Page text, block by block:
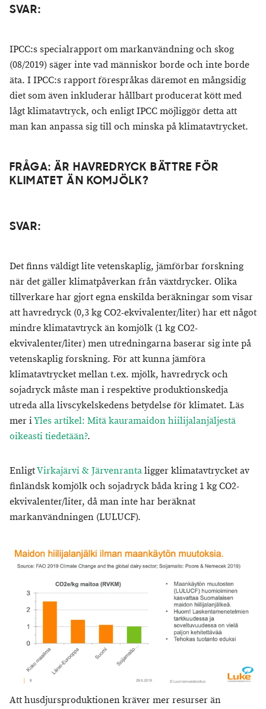
SVAR:
IPCC:s specialrapport om markanvändning och skog
(08/2019) säger inte vad människor borde och inte borde
äta. I IPCC:s rapport förespråkas däremot en mångsidig
diet som även inkluderar hållbart producerat kött med
lågt klimatavtryck, och enligt IPCC möjliggör detta att
man kan anpassa sig till och minska på klimatavtrycket.
FRÅGA: ÄR HAVREDRYCK BÄTTRE FÖR
KLIMATET ÄN KOMJÖLK?
SVAR:
Det finns väldigt lite vetenskaplig, jämförbar forskning
när det gäller klimatpåverkan från växtdrycker. Olika
tillverkare har gjort egna enskilda beräkningar som visar
att havredryck (0,3 kg CO2-ekvivalenter/liter) har ett något
mindre klimatavtryck än komjölk (1 kg CO2-
ekvivalenter/liter) men utredningarna baserar sig inte på
vetenskaplig forskning. För att kunna jämföra
klimatavtrycket mellan t.ex. mjölk, havredryck och
sojadryck måste man i respektive produktionskedja
utreda alla livscykelskedens betydelse för klimatet. Läs
mer iYles artikel: Mitä kauramaidon hiilijalanjäljestä
oikeasti tiedetään?.
EnligtVirkajärvi & Järvenrantaligger klimatavtrycket av
finländsk komjölk och sojadryck båda kring 1 kg CO2-
ekvivalenter/liter, då man inte har beräknat
markanvändningen (LULUCF).
Att husdjursproduktionen kräver mer resurser än